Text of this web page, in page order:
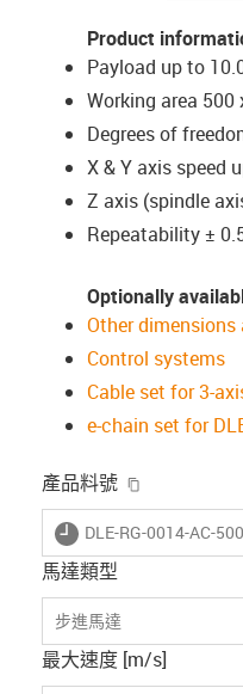
Product
Payload up to
Working area 500
Degrees of
X & Y axis speed
Z axis (spindle
Repeatability ±
Optionally
Other
Control systems
Cable set for 3-
e-chain set for
產品料號
igus-icon-lieferzeit
DLE-RG-0014-AC-
馬達類型
步進馬達
最大速度 [m/s]